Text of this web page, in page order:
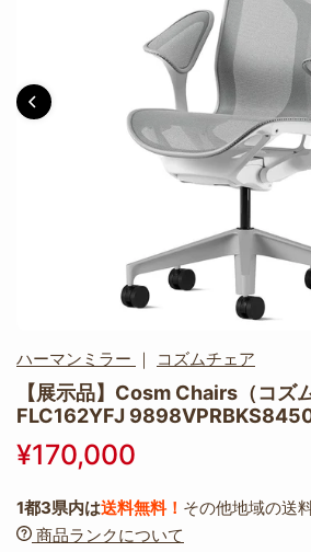
ハーマンミラー ｜ コズムチェア
【展示品】Cosm Chairs（コズ
FLC162YFJ
¥170,000
1都3県内は送料無料！ その他地域の送
商品ランクについて